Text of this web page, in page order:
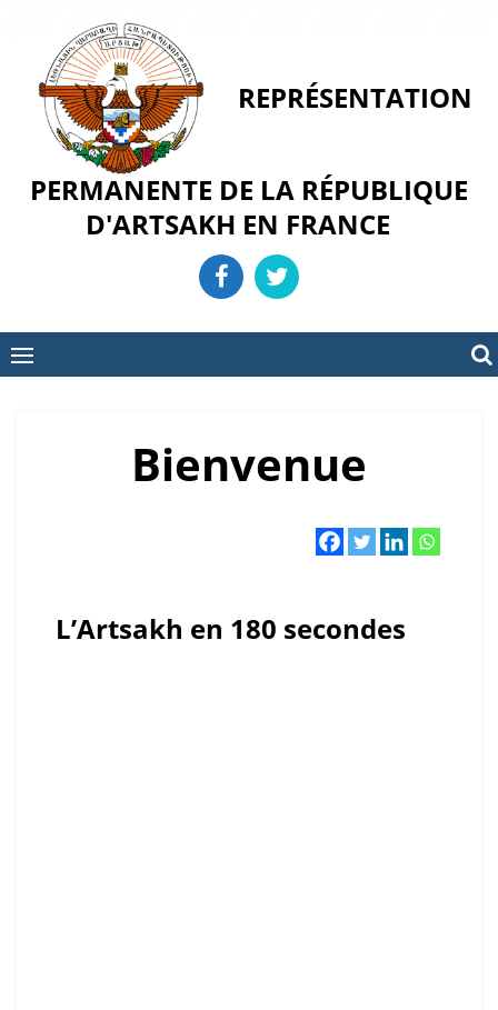
content
REPRÉSENTATION
PERMANENTE DE LA RÉPUBLIQUE
D'ARTSAKH EN FRANCE
Bienvenue
L’Artsakh en 180 secondes